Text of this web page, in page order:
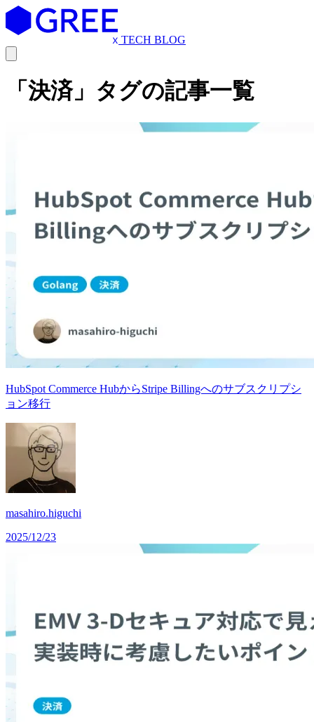
TECH BLOG
「決済」タグの記事一覧
HubSpot Commerce HubからStripe Billingへのサブスクリプシ
ョン移行
masahiro.higuchi
2025/12/23